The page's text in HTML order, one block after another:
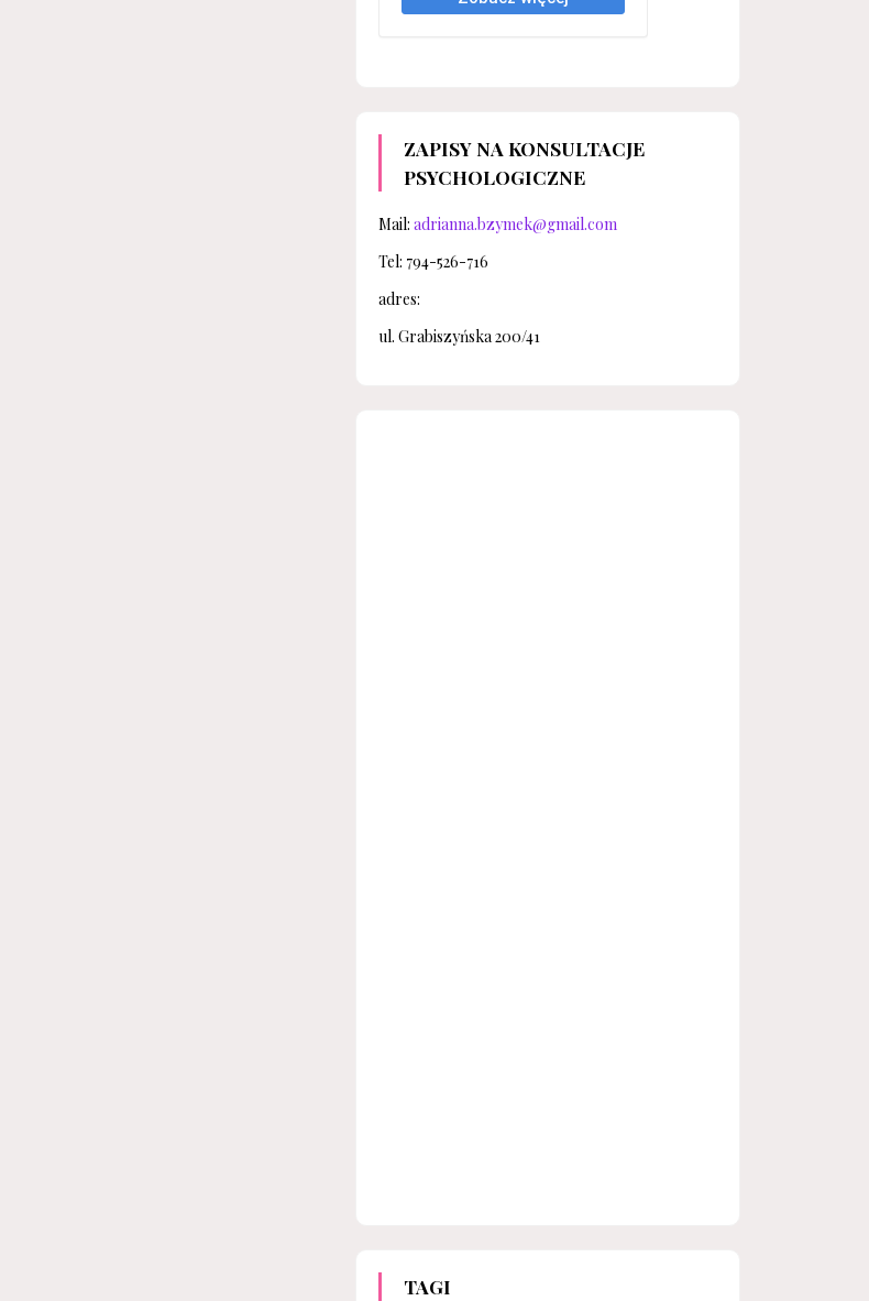
ZAPISY NA KONSULTACJE
PSYCHOLOGICZNE
Mail: adrianna.bzymek@gmail.com
Tel: 794-526-716
adres:
ul. Grabiszyńska 200/41
TAGI